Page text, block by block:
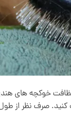
خوکچه های هندی
کنید. صرف نظر از